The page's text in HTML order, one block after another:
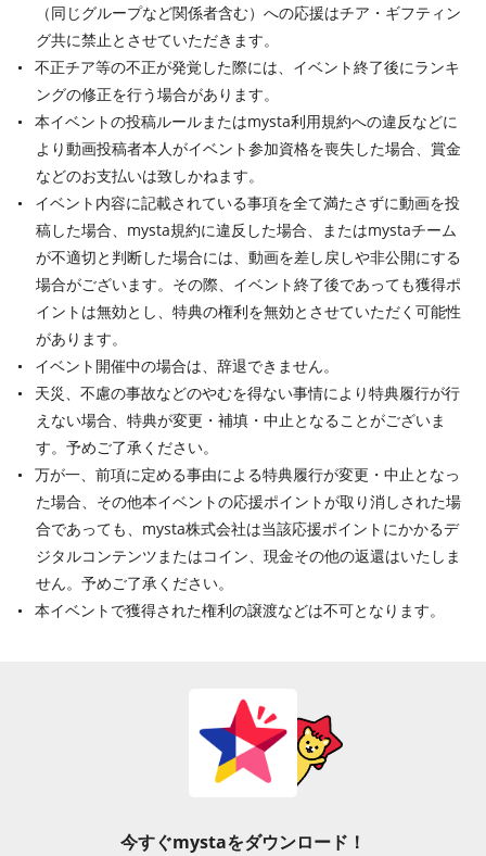
（同じグループなど関係者含む）への応援はチア・ギフティン
グ共に禁止とさせていただきます。
不正チア等の不正が発覚した際には、イベント終了後にランキ
ングの修正を行う場合があります。
本イベントの投稿ルールまたはmysta利用規約への違反などに
より動画投稿者本人がイベント参加資格を喪失した場合、賞金
などのお支払いは致しかねます。
イベント内容に記載されている事項を全て満たさずに動画を投
稿した場合、mysta規約に違反した場合、またはmystaチーム
が不適切と判断した場合には、動画を差し戻しや非公開にする
場合がございます。その際、イベント終了後であっても獲得ポ
イントは無効とし、特典の権利を無効とさせていただく可能性
があります。
イベント開催中の場合は、辞退できません。
天災、不慮の事故などのやむを得ない事情により特典履行が行
えない場合、特典が変更・補填・中止となることがございま
す。予めご了承ください。
万が一、前項に定める事由による特典履行が変更・中止となっ
た場合、その他本イベントの応援ポイントが取り消しされた場
合であっても、mysta株式会社は当該応援ポイントにかかるデ
ジタルコンテンツまたはコイン、現金その他の返還はいたしま
せん。予めご了承ください。
本イベントで獲得された権利の譲渡などは不可となります。
今すぐmystaをダウンロード！